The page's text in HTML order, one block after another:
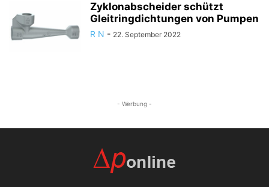
Zyklonabscheider schützt
Gleitringdichtungen von Pumpen
R N - 22. September 2022
- Werbung -